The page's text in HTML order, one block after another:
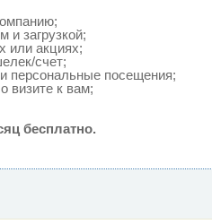
и загрузкой;
или акциях;
счет;
персональные посещения;
визите к вам;
бесплатно.